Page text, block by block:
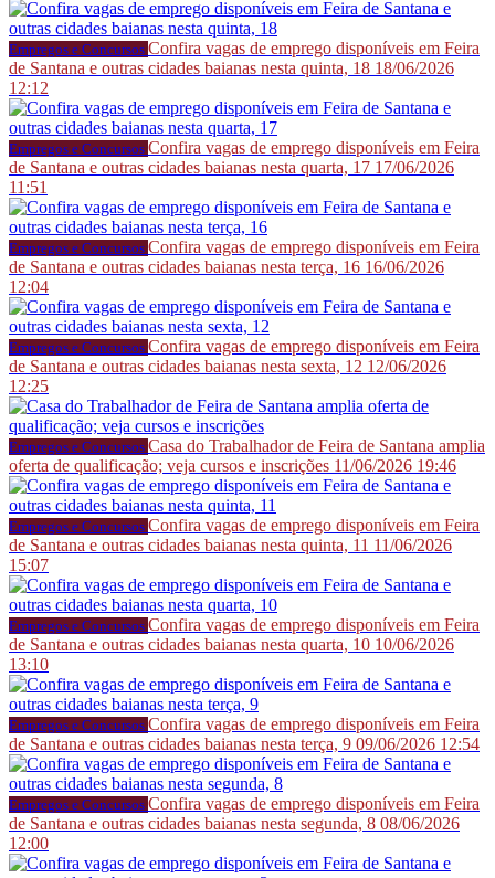
Empregos e Concursos Confira vagas de emprego disponíveis em Feira
de Santana e outras cidades baianas nesta quinta, 18 18/06/2026
12:12
Empregos e Concursos Confira vagas de emprego disponíveis em Feira
de Santana e outras cidades baianas nesta quarta, 17 17/06/2026
11:51
Empregos e Concursos Confira vagas de emprego disponíveis em Feira
de Santana e outras cidades baianas nesta terça, 16 16/06/2026
12:04
Empregos e Concursos Confira vagas de emprego disponíveis em Feira
de Santana e outras cidades baianas nesta sexta, 12 12/06/2026
12:25
Empregos e Concursos Casa do Trabalhador de Feira de Santana amplia
oferta de qualificação; veja cursos e inscrições 11/06/2026 19:46
Empregos e Concursos Confira vagas de emprego disponíveis em Feira
de Santana e outras cidades baianas nesta quinta, 11 11/06/2026
15:07
Empregos e Concursos Confira vagas de emprego disponíveis em Feira
de Santana e outras cidades baianas nesta quarta, 10 10/06/2026
13:10
Empregos e Concursos Confira vagas de emprego disponíveis em Feira
de Santana e outras cidades baianas nesta terça, 9 09/06/2026 12:54
Empregos e Concursos Confira vagas de emprego disponíveis em Feira
de Santana e outras cidades baianas nesta segunda, 8 08/06/2026
12:00